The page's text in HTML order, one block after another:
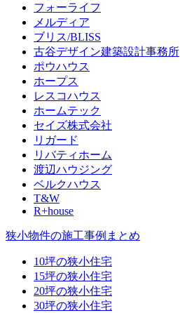
フォーライフ
メルディア
ブリス/BLISS
古谷デザイン建築設計事務所
ポウハウス
ホープス
レスコハウス
ホームテック
セイズ株式会社
リガード
リバティホーム
渡辺ハウジング
ベルクハウス
T&W
R+house
狭小物件の施工事例まとめ
10坪の狭小住宅
15坪の狭小住宅
20坪の狭小住宅
30坪の狭小住宅